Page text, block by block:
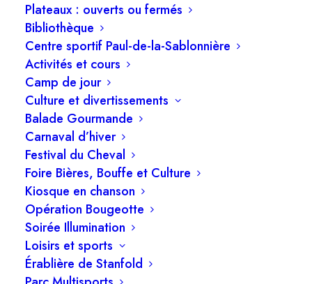
Plateaux : ouverts ou fermés
Bibliothèque
Centre sportif Paul-de-la-Sablonnière
Activités et cours
Camp de jour
Culture et divertissements
Balade Gourmande
Carnaval d’hiver
Festival du Cheval
Foire Bières, Bouffe et Culture
Kiosque en chanson
Opération Bougeotte
Soirée Illumination
Loisirs et sports
Érablière de Stanfold
7 décembre 2022
Adoption du budget pour l’exercice financier
2023 et du Programme triennal
d’immobilisations pour les années 2023-2024-
2025